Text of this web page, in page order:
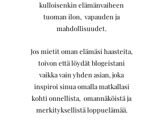
kulloisenkin elämänvaiheen
tuoman ilon, vapauden ja
mahdollisuudet.
Jos mietit oman elämäsi haasteita,
toivon että löydät blogeistani
vaikka vain yhden asian, joka
inspiroi sinua omalla matkallasi
kohti onnellista, omannäköistä ja
merkityksellistä loppuelämää.